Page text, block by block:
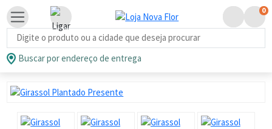
Busca de produtos
0
Buscar por endereço de entrega